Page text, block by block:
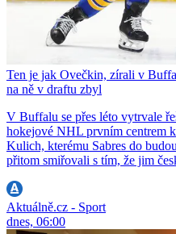
Ten je jak Ovečkin, zírali v
na ně v draftu zbyl
V Buffalu se přes léto vytrvale
hokejové NHL prvním centrem
Kulich, kterému Sabres do
přitom smiřovali s tím, že jim
Aktuálně.cz - Sport
dnes, 06:00